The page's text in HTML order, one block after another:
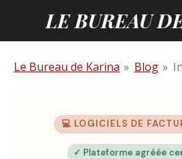
principal
LE BUREAU
Le Bureau de Karina » Blog »
💻 LOGICIELS DE
✓ Plateforme agréée